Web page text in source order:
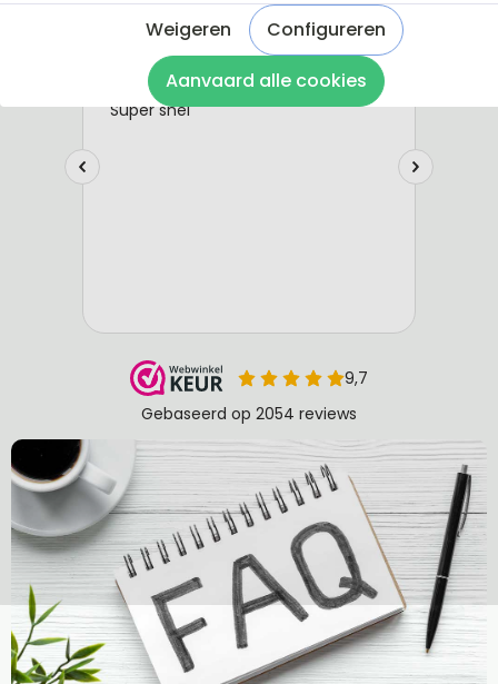
Weigeren
Configureren
Aanvaard alle cookies